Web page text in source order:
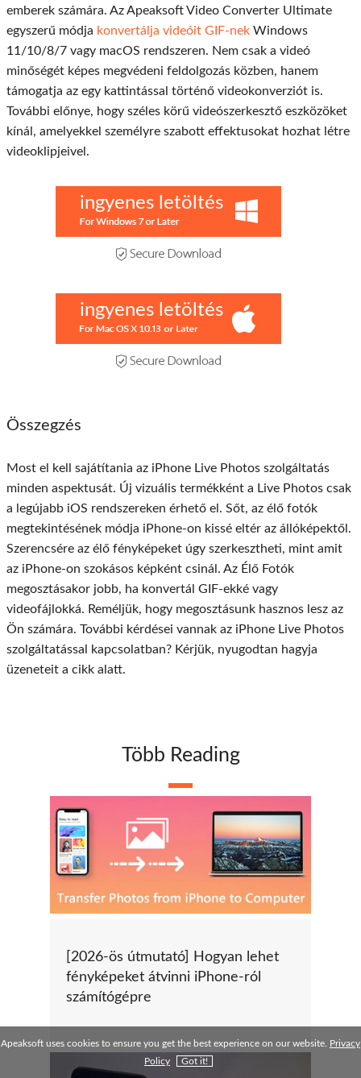
emberek számára. Az Apeaksoft Video Converter Ultimate
egyszerű módja konvertálja videóit GIF-nek Windows
11/10/8/7 vagy macOS rendszeren. Nem csak a videó
minőségét képes megvédeni feldolgozás közben, hanem
támogatja az egy kattintással történő videokonverziót is.
További előnye, hogy széles körű videószerkesztő eszközöket
kínál, amelyekkel személyre szabott effektusokat hozhat létre
videoklipjeivel.
ingyenes letöltés
ingyenes letöltés
Összegzés
Most el kell sajátítania az iPhone Live Photos szolgáltatás
minden aspektusát. Új vizuális termékként a Live Photos csak
a legújabb iOS rendszereken érhető el. Sőt, az élő fotók
megtekintésének módja iPhone-on kissé eltér az állóképektől.
Szerencsére az élő fényképeket úgy szerkesztheti, mint amit
az iPhone-on szokásos képként csinál. Az Élő Fotók
megosztásakor jobb, ha konvertál GIF-ekké vagy
videofájlokká. Reméljük, hogy megosztásunk hasznos lesz az
Ön számára. További kérdései vannak az iPhone Live Photos
szolgáltatással kapcsolatban? Kérjük, nyugodtan hagyja
üzeneteit a cikk alatt.
Több Reading
[2026-ös útmutató] Hogyan lehet
fényképeket átvinni iPhone-ról
számítógépre
Apeaksoft uses cookies to ensure you get the best experience on our website. Privacy
Policy
Got it!